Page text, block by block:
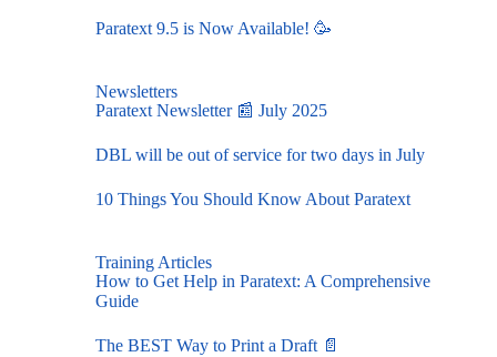
Paratext 9.5 is Now Available! 🥳
Newsletters
Paratext Newsletter 📰 July 2025
DBL will be out of service for two days in July
10 Things You Should Know About Paratext
Training Articles
How to Get Help in Paratext: A Comprehensive
Guide
The BEST Way to Print a Draft 📄